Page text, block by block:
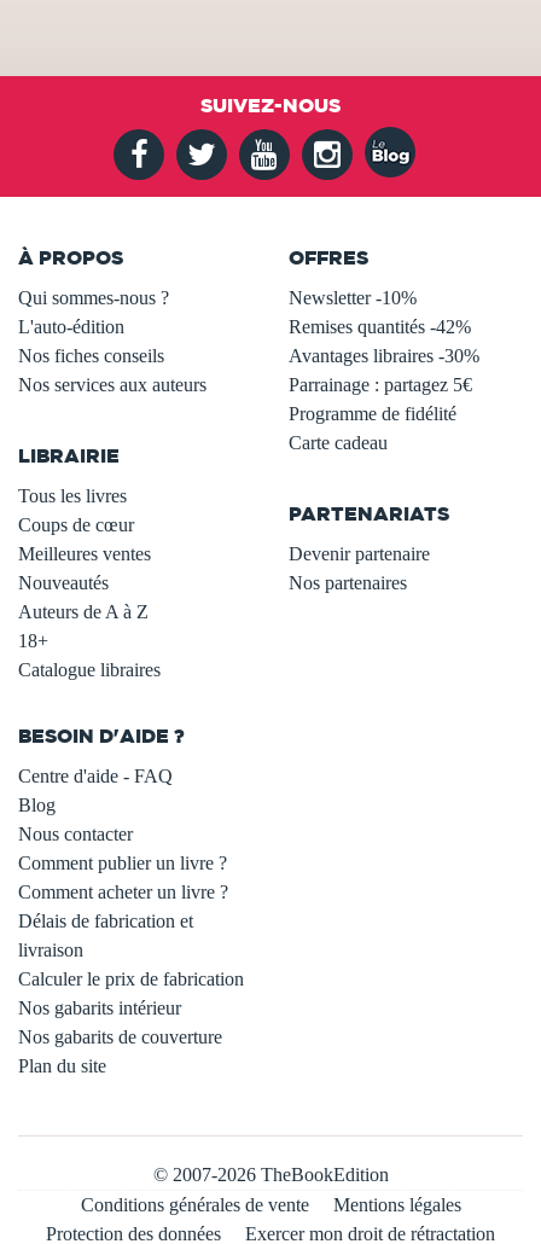
SUIVEZ-NOUS
À PROPOS
Qui sommes-nous ?
L'auto-édition
Nos fiches conseils
Nos services aux auteurs
LIBRAIRIE
Tous les livres
Coups de cœur
Meilleures ventes
Nouveautés
Auteurs de A à Z
18+
Catalogue libraires
OFFRES
Newsletter -10%
Remises quantités -42%
Avantages libraires -30%
Parrainage : partagez 5€
Programme de fidélité
Carte cadeau
PARTENARIATS
Devenir partenaire
Nos partenaires
BESOIN D'AIDE ?
Centre d'aide - FAQ
Blog
Nous contacter
Comment publier un livre ?
Comment acheter un livre ?
Délais de fabrication et
livraison
Calculer le prix de fabrication
Nos gabarits intérieur
Nos gabarits de couverture
Plan du site
© 2007-2026 TheBookEdition
Conditions générales de vente
Mentions légales
Protection des données
Exercer mon droit de rétractation